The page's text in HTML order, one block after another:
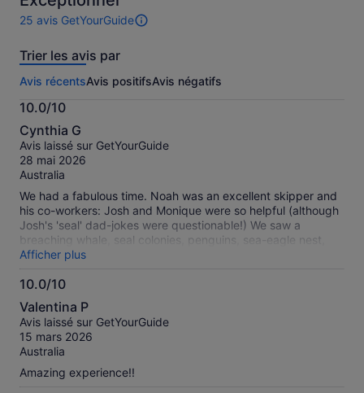
25 avis GetYourGuide
25 avis
cette
Plus
d’informations
sur
nos
avis
vérifiés
Trier les avis par
Avis récentsAvis positifsAvis négatifs
10.0/10
10.0
sur
10
Cynthia G
Avis laissé sur GetYourGuide
28 mai 2026
Australia
We had a fabulous time. Noah was an excellent skipper and
his co-workers: Josh and Monique were so helpful (although
Josh's 'seal' dad-jokes were questionable!) We saw a
breaching whale, seal colonies, penguins, sea-eagle nest,
dolphins and lots of bird life. The lunch was excellent! I
would highly recommend this trip.
Afficher plus
10.0/10
10.0
sur
10
Valentina P
Avis laissé sur GetYourGuide
15 mars 2026
Australia
Amazing experience!!